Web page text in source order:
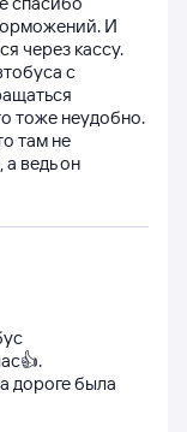
И
через кассу.
с
тоже неудобно.
там не
ведь он
дороге была